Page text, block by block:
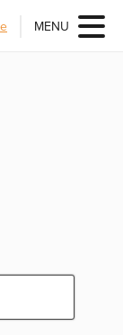
MENU